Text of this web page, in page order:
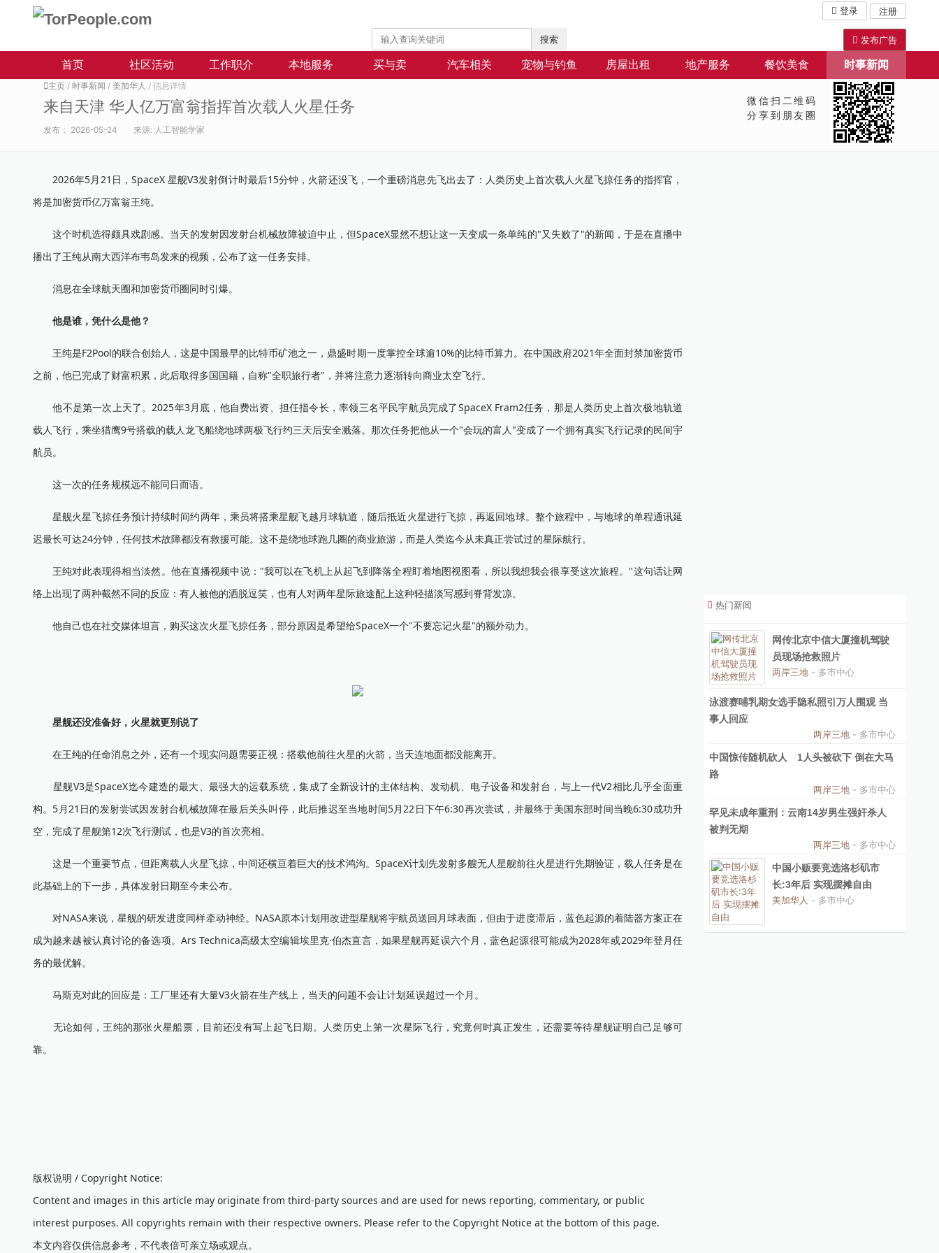
搜索
登录 注册
发布广告
首页 社区活动 工作职介 本地服务 买与卖 汽车相关 宠物与钓鱼 房屋出租 地产服务 餐饮美食 时事新闻
主页 / 时事新闻 / 美加华人 / 信息详情
来自天津 华人亿万富翁指挥首次载人火星任务
发布： 2026-05-24 来源: 人工智能学家
微信扫二维码
分享到朋友圈
2026年5月21日，SpaceX 星舰V3发射倒计时最后15分钟，火箭还没飞，一个重磅消息先飞出去了：人类历史上首次载人火星飞掠任务的指挥官，
将是加密货币亿万富翁王纯。
这个时机选得颇具戏剧感。当天的发射因发射台机械故障被迫中止，但SpaceX显然不想让这一天变成一条单纯的"又失败了"的新闻，于是在直播中
播出了王纯从南大西洋布韦岛发来的视频，公布了这一任务安排。
消息在全球航天圈和加密货币圈同时引爆。
他是谁，凭什么是他？
王纯是F2Pool的联合创始人，这是中国最早的比特币矿池之一，鼎盛时期一度掌控全球逾10%的比特币算力。在中国政府2021年全面封禁加密货币
之前，他已完成了财富积累，此后取得多国国籍，自称"全职旅行者"，并将注意力逐渐转向商业太空飞行。
他不是第一次上天了。2025年3月底，他自费出资、担任指令长，率领三名平民宇航员完成了SpaceX Fram2任务，那是人类历史上首次极地轨道
载人飞行，乘坐猎鹰9号搭载的载人龙飞船绕地球两极飞行约三天后安全溅落。那次任务把他从一个"会玩的富人"变成了一个拥有真实飞行记录的民间宇
航员。
这一次的任务规模远不能同日而语。
星舰火星飞掠任务预计持续时间约两年，乘员将搭乘星舰飞越月球轨道，随后抵近火星进行飞掠，再返回地球。整个旅程中，与地球的单程通讯延
迟最长可达24分钟，任何技术故障都没有救援可能。这不是绕地球跑几圈的商业旅游，而是人类迄今从未真正尝试过的星际航行。
王纯对此表现得相当淡然。他在直播视频中说："我可以在飞机上从起飞到降落全程盯着地图视图看，所以我想我会很享受这次旅程。"这句话让网
络上出现了两种截然不同的反应：有人被他的洒脱逗笑，也有人对两年星际旅途配上这种轻描淡写感到脊背发凉。
他自己也在社交媒体坦言，购买这次火星飞掠任务，部分原因是希望给SpaceX一个"不要忘记火星"的额外动力。
星舰还没准备好，火星就更别说了
在王纯的任命消息之外，还有一个现实问题需要正视：搭载他前往火星的火箭，当天连地面都没能离开。
星舰V3是SpaceX迄今建造的最大、最强大的运载系统，集成了全新设计的主体结构、发动机、电子设备和发射台，与上一代V2相比几乎全面重
构。5月21日的发射尝试因发射台机械故障在最后关头叫停，此后推迟至当地时间5月22日下午6:30再次尝试，并最终于美国东部时间当晚6:30成功升
空，完成了星舰第12次飞行测试，也是V3的首次亮相。
这是一个重要节点，但距离载人火星飞掠，中间还横亘着巨大的技术鸿沟。SpaceX计划先发射多艘无人星舰前往火星进行先期验证，载人任务是在
此基础上的下一步，具体发射日期至今未公布。
对NASA来说，星舰的研发进度同样牵动神经。NASA原本计划用改进型星舰将宇航员送回月球表面，但由于进度滞后，蓝色起源的着陆器方案正在
成为越来越被认真讨论的备选项。Ars Technica高级太空编辑埃里克·伯杰直言，如果星舰再延误六个月，蓝色起源很可能成为2028年或2029年登月任
务的最优解。
马斯克对此的回应是：工厂里还有大量V3火箭在生产线上，当天的问题不会让计划延误超过一个月。
无论如何，王纯的那张火星船票，目前还没有写上起飞日期。人类历史上第一次星际飞行，究竟何时真正发生，还需要等待星舰证明自己足够可
靠。
版权说明 / Copyright Notice:
Content and images in this article may originate from third-party sources and are used for news reporting, commentary, or public
interest purposes. All copyrights remain with their respective owners. Please refer to the Copyright Notice at the bottom of this page.
本文内容仅供信息参考，不代表倍可亲立场或观点。
热门新闻
网传北京中信大厦撞机驾驶
员现场抢救照片
两岸三地 - 多市中心
泳渡赛哺乳期女选手隐私照引万人围观 当
事人回应
两岸三地 - 多市中心
中国惊传随机砍人 1人头被砍下 倒在大马
路
两岸三地 - 多市中心
罕见未成年重刑：云南14岁男生强奸杀人
被判无期
两岸三地 - 多市中心
中国小贩要竞选洛杉矶市
长:3年后 实现摆摊自由
美加华人 - 多市中心